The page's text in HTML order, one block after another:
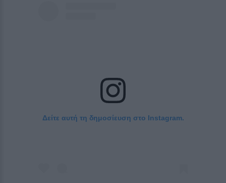
Δείτε αυτή τη δημοσίευση στο Instagram.